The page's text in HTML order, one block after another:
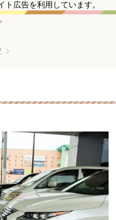
ト広告を利用しています。